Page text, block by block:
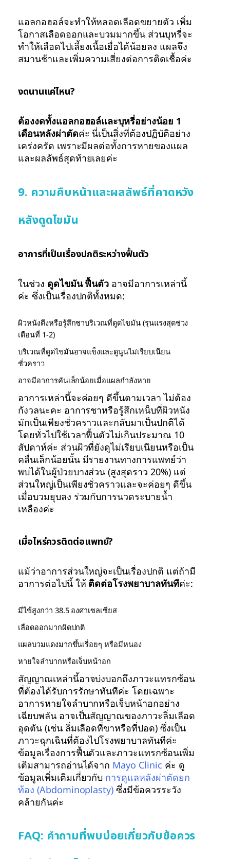
แอลกอฮอล์จะทำให้หลอดเลือดขยายตัว เพิ่ม
โอกาสเลือดออกและบวมมากขึ้น ส่วนบุหรี่จะ
ทำให้เลือดไปเลี้ยงเนื้อเยื่อได้น้อยลง แผลจึง
สมานช้าและเพิ่มความเสี่ยงต่อการติดเชื้อค่ะ
งดนานแค่ไหน?
ต้องงดทั้งแอลกอฮอล์และบุหรี่อย่างน้อย 1
เดือนหลังผ่าตัดค่ะ นี่เป็นสิ่งที่ต้องปฏิบัติอย่าง
เคร่งครัด เพราะมีผลต่อทั้งการหายของแผล
และผลลัพธ์สุดท้ายเลยค่ะ
9. ความคืบหน้าและผลลัพธ์ที่คาดหวัง
หลังดูดไขมัน
อาการที่เป็นเรื่องปกติระหว่างฟื้นตัว
ในช่วง ดูดไขมัน ฟื้นตัว อาจมีอาการเหล่านี้
ค่ะ ซึ่งเป็นเรื่องปกติทั้งหมด:
ผิวหนังตึงหรือรู้สึกชาบริเวณที่ดูดไขมัน (รุนแรงสุดช่วง
เดือนที่ 1-2)
บริเวณที่ดูดไขมันอาจแข็งและดูนูนไม่เรียบเนียน
ชั่วคราว
อาจมีอาการคันเล็กน้อยเมื่อแผลกำลังหาย
อาการเหล่านี้จะค่อยๆ ดีขึ้นตามเวลา ไม่ต้อง
กังวลนะคะ อาการชาหรือรู้สึกเหน็บที่ผิวหนัง
มักเป็นเพียงชั่วคราวและกลับมาเป็นปกติได้
โดยทั่วไปใช้เวลาฟื้นตัวไม่เกินประมาณ 10
สัปดาห์ค่ะ ส่วนผิวที่ยังดูไม่เรียบเนียนหรือเป็น
คลื่นเล็กน้อยนั้น มีรายงานทางการแพทย์ว่า
พบได้ในผู้ป่วยบางส่วน (สูงสุดราว 20%) แต่
ส่วนใหญ่เป็นเพียงชั่วคราวและจะค่อยๆ ดีขึ้น
เมื่อบวมยุบลง ร่วมกับการนวดระบายน้ำ
เหลืองค่ะ
เมื่อไหร่ควรติดต่อแพทย์?
แม้ว่าอาการส่วนใหญ่จะเป็นเรื่องปกติ แต่ถ้ามี
อาการต่อไปนี้ ให้ ติดต่อโรงพยาบาลทันทีค่ะ:
มีไข้สูงกว่า 38.5 องศาเซลเซียส
เลือดออกมากผิดปกติ
แผลบวมแดงมากขึ้นเรื่อยๆ หรือมีหนอง
หายใจลำบากหรือเจ็บหน้าอก
สัญญาณเหล่านี้อาจบ่งบอกถึงภาวะแทรกซ้อน
ที่ต้องได้รับการรักษาทันทีค่ะ โดยเฉพาะ
อาการหายใจลำบากหรือเจ็บหน้าอกอย่าง
เฉียบพลัน อาจเป็นสัญญาณของภาวะลิ่มเลือด
อุดตัน (เช่น ลิ่มเลือดที่ขาหรือที่ปอด) ซึ่งเป็น
ภาวะฉุกเฉินที่ต้องไปโรงพยาบาลทันทีค่ะ
ข้อมูลเรื่องการฟื้นตัวและภาวะแทรกซ้อนเพิ่ม
เติมสามารถอ่านได้จาก Mayo Clinic ค่ะ ดู
ข้อมูลเพิ่มเติมเกี่ยวกับ การดูแลหลังผ่าตัดยก
ท้อง (Abdominoplasty) ซึ่งมีข้อควรระวัง
คล้ายกันค่ะ
FAQ: คำถามที่พบบ่อยเกี่ยวกับข้อควร